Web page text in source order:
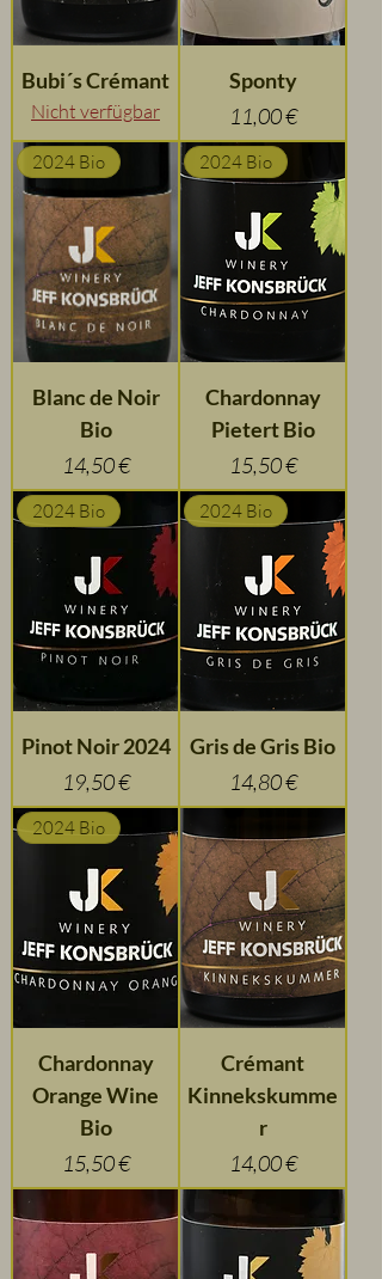
Bubi´s Crémant
Nicht verfügbar
Sponty
Preis
11,00 €
2024 Bio
Blanc de Noir
Bio
Preis
14,50 €
2024 Bio
Chardonnay
Pietert Bio
Preis
15,50 €
2024 Bio
Pinot Noir 2024
Preis
19,50 €
2024 Bio
Gris de Gris Bio
Preis
14,80 €
2024 Bio
Chardonnay
Orange Wine
Bio
Preis
15,50 €
Crémant
Kinnekskumme
r
Preis
14,00 €